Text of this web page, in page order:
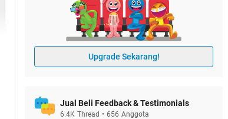
Upgrade Sekarang!
Jual Beli Feedback & Testimonials
6.4K Thread • 656 Anggota